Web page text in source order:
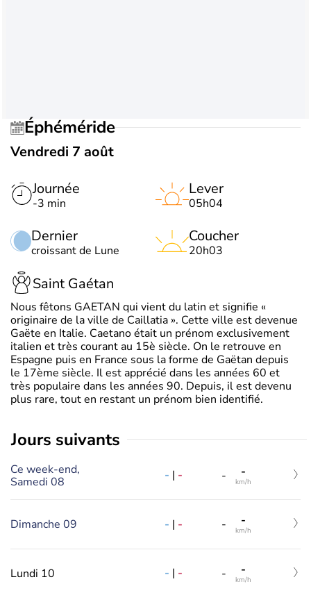
Éphéméride
Vendredi 7 août
Journée
-3 min
Dernier
croissant de Lune
Lever
05h04
Coucher
20h03
Saint Gaétan
Nous fêtons GAETAN qui vient du latin et signifie «
originaire de la ville de Caillatia ». Cette ville est devenue
Gaëte en Italie. Caetano était un prénom exclusivement
italien et très courant au 15è siècle. On le retrouve en
Espagne puis en France sous la forme de Gaëtan depuis
le 17ème siècle. Il est apprécié dans les années 60 et
très populaire dans les années 90. Depuis, il est devenu
plus rare, tout en restant un prénom bien identifié.
jours suivants
Ce week-end,
Samedi 08
- | - - -
km/h
Dimanche 09 - | - - -
km/h
Lundi 10 - | - - -
km/h